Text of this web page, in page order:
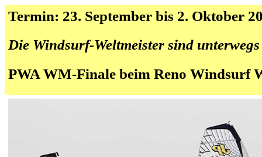
Termin: 23. September bis 2. Oktober
Die Windsurf-Weltmeister sind
PWA WM-Finale beim Reno Windsurf